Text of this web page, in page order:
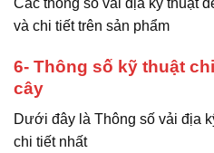
và chi tiết trên sản phẩm
6- Thông số kỹ thuật
cây
Dưới đây là Thông số vải địa
chi tiết nhất